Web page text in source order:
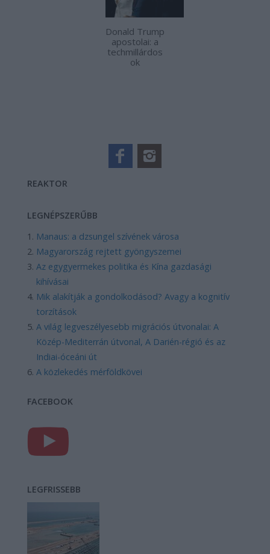
Donald Trump
apostolai: a
techmillárdos
ok
REAKTOR
LEGNÉPSZERŰBB
Manaus: a dzsungel szívének városa
Magyarország rejtett gyöngyszemei
Az egygyermekes politika és Kína gazdasági
kihívásai
Mik alakítják a gondolkodásod? Avagy a kognitív
torzítások
A világ legveszélyesebb migrációs útvonalai: A
Közép-Mediterrán útvonal, A Darién-régió és az
Indiai-óceáni út
A közlekedés mérföldkövei
FACEBOOK
LEGFRISSEBB